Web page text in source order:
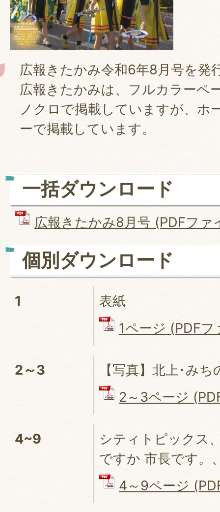
広報きたかみ令和6年8月号を発
広報きたかみは、フルカラーペ
ノクロで掲載していますが、ホ
ーで掲載しています。
一括ダウンロード
広報きたかみ8月号 (PDFファ
個別ダウンロード
1
表紙
1ページ (PDF
2～3
【写真】北上･み
2～3ページ
4~9
シティトピックス
ですか 市長です。
4～9ページ